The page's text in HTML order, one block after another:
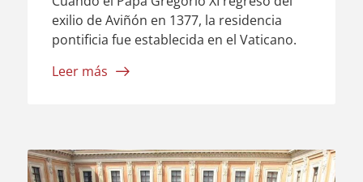
exilio de Aviñón en 1377, la residencia
pontificia fue establecida en el Vaticano.
decidió restaurar el Palacio de Letrán y
Leer más